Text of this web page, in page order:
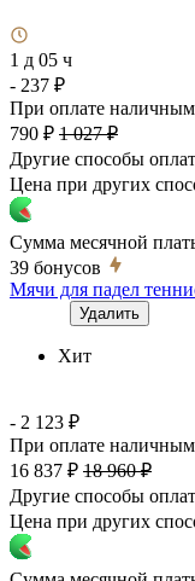
1 д 05 ч
- 237 ₽
При оплате
790 ₽ 1 027 ₽
Другие способы
Цена при других
Сумма месячной
39 бонусов
Мячи для падел
Удалить
Хит
- 2 123 ₽
При оплате
16 837 ₽ 18 960 ₽
Другие способы
Цена при других